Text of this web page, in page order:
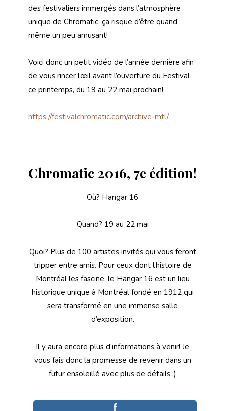
des festivaliers immergés dans l’atmosphère
unique de Chromatic, ça risque d’être quand
même un peu amusant!
Voici donc un petit vidéo de l’année dernière afin
de vous rincer l’œil avant l’ouverture du Festival
ce printemps, du 19 au 22 mai prochain!
https://festivalchromatic.com/archive-mtl/
Chromatic 2016, 7e édition!
Où? Hangar 16
Quand? 19 au 22 mai
Quoi? Plus de 100 artistes invités qui vous feront
tripper entre amis. Pour ceux dont l’histoire de
Montréal les fascine, le Hangar 16 est un lieu
historique unique à Montréal fondé en 1912 qui
sera transformé en une immense salle
d’exposition.
Il y aura encore plus d’informations à venir! Je
vous fais donc la promesse de revenir dans un
futur ensoleillé avec plus de détails ;)